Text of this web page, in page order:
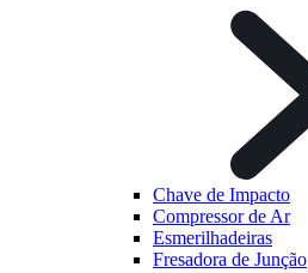
Chave de Impacto
Compressor de Ar
Esmerilhadeiras
Fresadora de Junção